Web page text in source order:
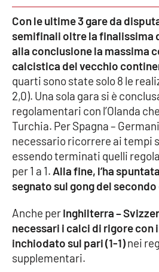
Meteo
Editoriali
VIDEO
Ambiente
Cronaca
Cultura
Politica
Sanità
Con le ultime 3 gare da
semifinali oltre la finalissima
alla conclusione la massima
calcistica del vecchio
quarti sono state solo 8 le
2,0). Una sola gara si è
regolamentari con l’Olanda
Turchia. Per Spagna –
necessario ricorrere ai tempi
essendo terminati quelli
per 1 a 1. Alla fine, l’ha
segnato sul gong del
Anche perInghilterra –
necessari i calci di rigore con
inchiodato sul pari (1-1)nei
supplementari.